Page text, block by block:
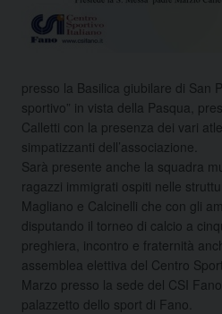
presso la Basilica giubilare di San
sportivo” in vista della Pasqua,
Calletti con la presenza dei vari
simpatizzanti dell’associazione.
Sarà presente anche la squadra
ragazzi immigrati ospiti nelle
Magliano e Calcinelli che con gli
disputando il torneo di calcio a
preghiera, incontro e fraternità
assemblea elettiva del Centro
Marzo presso la sede del CSI
palazzetto dello sport di Fano.